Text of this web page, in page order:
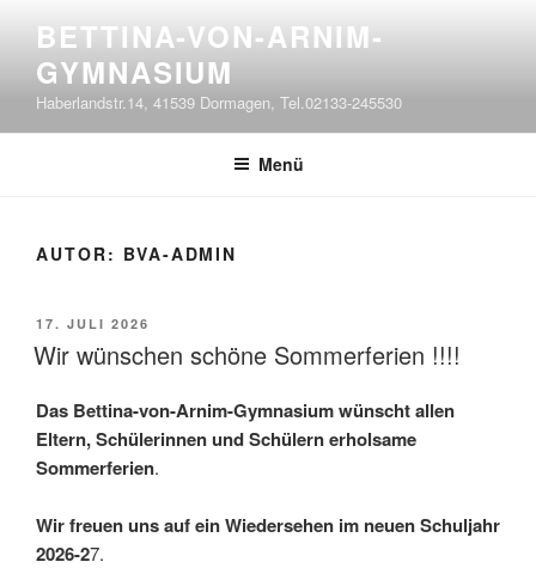
springen
BETTINA-VON-ARNIM-
GYMNASIUM
Haberlandstr.14, 41539 Dormagen, Tel.02133-245530
Menü
AUTOR: BVA-ADMIN
VERÖFFENTLICHT
AM
17. JULI 2026
Wir wünschen schöne Sommerferien !!!!
Das Bettina-von-Arnim-Gymnasium wünscht allen
Eltern, Schülerinnen und Schülern erholsame
Sommerferien.
Wir freuen uns auf ein Wiedersehen im neuen Schuljahr
2026-27.